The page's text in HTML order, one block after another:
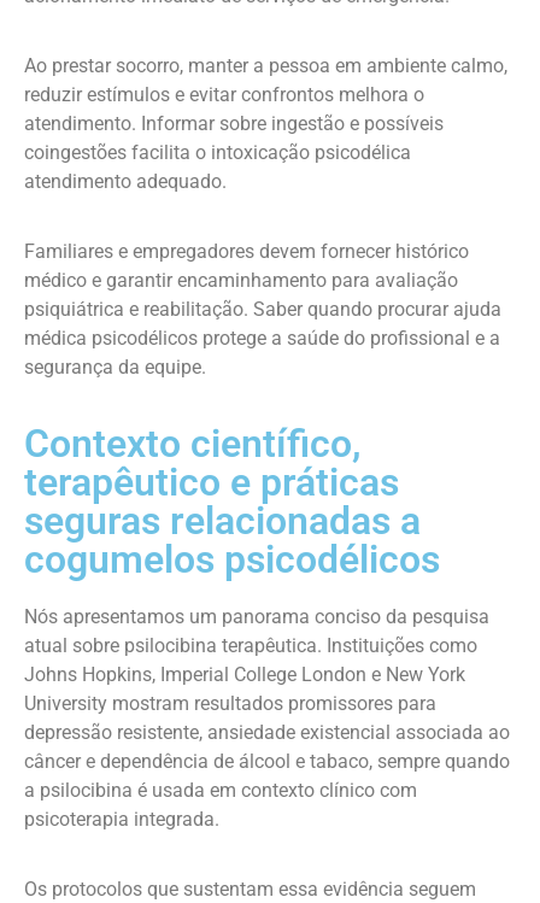
Ao prestar socorro, manter a pessoa em ambiente calmo,
reduzir estímulos e evitar confrontos melhora o
atendimento. Informar sobre ingestão e possíveis
coingestões facilita o intoxicação psicodélica
atendimento adequado.
Familiares e empregadores devem fornecer histórico
médico e garantir encaminhamento para avaliação
psiquiátrica e reabilitação. Saber quando procurar ajuda
médica psicodélicos protege a saúde do profissional e a
segurança da equipe.
Contexto científico,
terapêutico e práticas
seguras relacionadas a
cogumelos psicodélicos
Nós apresentamos um panorama conciso da pesquisa
atual sobre psilocibina terapêutica. Instituições como
Johns Hopkins, Imperial College London e New York
University mostram resultados promissores para
depressão resistente, ansiedade existencial associada ao
câncer e dependência de álcool e tabaco, sempre quando
a psilocibina é usada em contexto clínico com
psicoterapia integrada.
Os protocolos que sustentam essa evidência seguem